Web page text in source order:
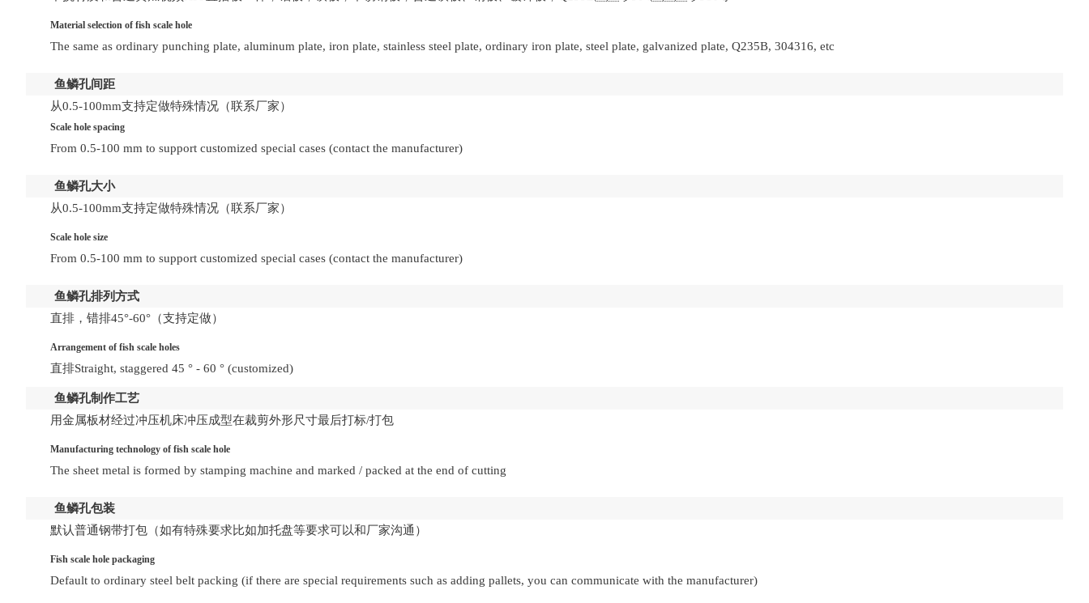
Material selection of fish scale hole
The same as ordinary punching plate, aluminum plate, iron plate, stainless steel plate, ordinary iron plate, steel plate, galvanized plate, Q235B, 304316, etc
鱼鳞孔间距
从0.5-100mm支持定做特殊情况（联系厂家）
Scale hole spacing
From 0.5-100 mm to support customized special cases (contact the manufacturer)
鱼鳞孔大小
从0.5-100mm支持定做特殊情况（联系厂家）
Scale hole size
From 0.5-100 mm to support customized special cases (contact the manufacturer)
鱼鳞孔排列方式
直排，错排45°-60°（支持定做）
Arrangement of fish scale holes
直排Straight, staggered 45 ° - 60 ° (customized)
鱼鳞孔制作工艺
用金属板材经过冲压机床冲压成型在裁剪外形尺寸最后打标/打包
Manufacturing technology of fish scale hole
The sheet metal is formed by stamping machine and marked / packed at the end of cutting
鱼鳞孔包装
默认普通钢带打包（如有特殊要求比如加托盘等要求可以和厂家沟通）
Fish scale hole packaging
Default to ordinary steel belt packing (if there are special requirements such as adding pallets, you can communicate with the manufacturer)